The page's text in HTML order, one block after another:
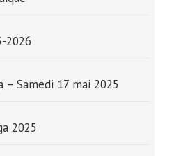
2026
– Samedi 17 mai 2025
2025